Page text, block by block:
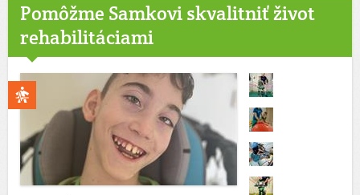
Pomôžme Samkovi skvalitniť život
rehabilitáciami